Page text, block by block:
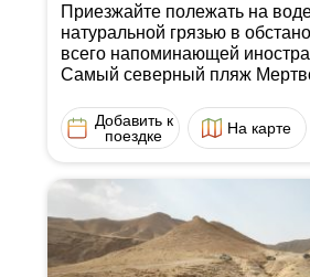
Приезжайте полежать на
натуральной грязью в
всего напоминающей
Самый северный пляж
Добавить к
поездке
На карте